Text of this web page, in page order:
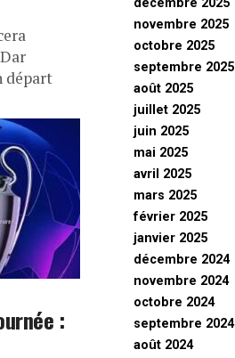
départ
:
décembre 2025
novembre 2025
octobre 2025
septembre 2025
août 2025
juillet 2025
juin 2025
mai 2025
avril 2025
mars 2025
février 2025
janvier 2025
décembre 2024
novembre 2024
octobre 2024
septembre 2024
août 2024